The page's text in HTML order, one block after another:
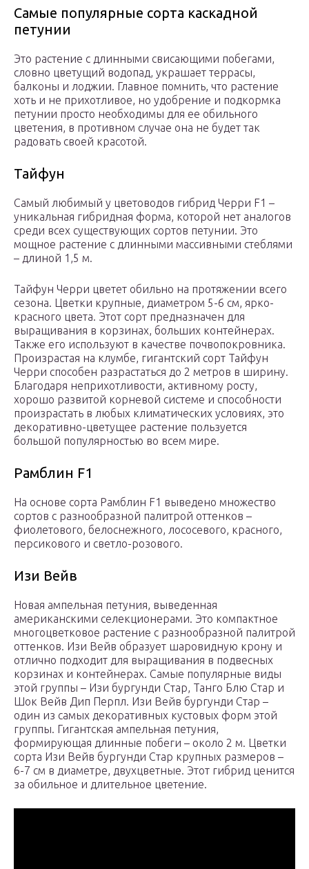
Самые популярные сорта каскадной
петунии
Это растение с длинными свисающими побегами,
словно цветущий водопад, украшает террасы,
балконы и лоджии. Главное помнить, что растение
хоть и не прихотливое, но удобрение и подкормка
петунии просто необходимы для ее обильного
цветения, в противном случае она не будет так
радовать своей красотой.
Тайфун
Самый любимый у цветоводов гибрид Черри F1 –
уникальная гибридная форма, которой нет аналогов
среди всех существующих сортов петунии. Это
мощное растение с длинными массивными стеблями
– длиной 1,5 м.
Тайфун Черри цветет обильно на протяжении всего
сезона. Цветки крупные, диаметром 5-6 см, ярко-
красного цвета. Этот сорт предназначен для
выращивания в корзинах, больших контейнерах.
Также его используют в качестве почвопокровника.
Произрастая на клумбе, гигантский сорт Тайфун
Черри способен разрастаться до 2 метров в ширину.
Благодаря неприхотливости, активному росту,
хорошо развитой корневой системе и способности
произрастать в любых климатических условиях, это
декоративно-цветущее растение пользуется
большой популярностью во всем мире.
Рамблин F1
На основе сорта Рамблин F1 выведено множество
сортов с разнообразной палитрой оттенков –
фиолетового, белоснежного, лососевого, красного,
персикового и светло-розового.
Изи Вейв
Новая ампельная петуния, выведенная
американскими селекционерами. Это компактное
многоцветковое растение с разнообразной палитрой
оттенков. Изи Вейв образует шаровидную крону и
отлично подходит для выращивания в подвесных
корзинах и контейнерах. Самые популярные виды
этой группы – Изи бургунди Стар, Танго Блю Стар и
Шок Вейв Дип Перпл. Изи Вейв бургунди Стар –
один из самых декоративных кустовых форм этой
группы. Гигантская ампельная петуния,
формирующая длинные побеги – около 2 м. Цветки
сорта Изи Вейв бургунди Стар крупных размеров –
6-7 см в диаметре, двухцветные. Этот гибрид ценится
за обильное и длительное цветение.